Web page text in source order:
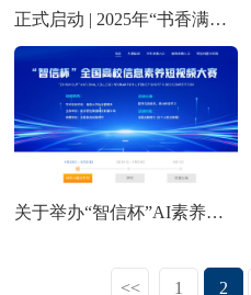
正式启动 | 2025年“书香满中国”公益广告展作品征集
关于举办“智信杯”AI素养短视频大赛活动通知
<< 1 2